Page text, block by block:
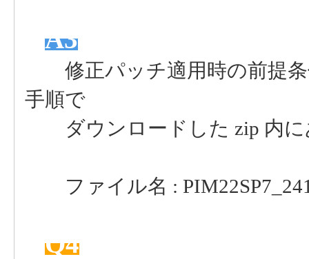
A3
修正パッチ適用時の前提条
手順で
ダウンロードした zip 内に
ファイル名 :
Q4